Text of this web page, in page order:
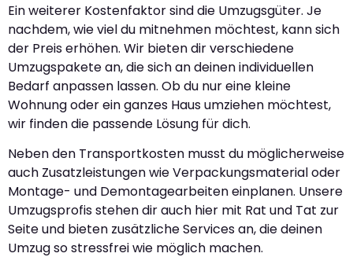
Ein weiterer Kostenfaktor sind die Umzugsgüter. Je
nachdem, wie viel du mitnehmen möchtest, kann sich
der Preis erhöhen. Wir bieten dir verschiedene
Umzugspakete an, die sich an deinen individuellen
Bedarf anpassen lassen. Ob du nur eine kleine
Wohnung oder ein ganzes Haus umziehen möchtest,
wir finden die passende Lösung für dich.
Neben den Transportkosten musst du möglicherweise
auch Zusatzleistungen wie Verpackungsmaterial oder
Montage- und Demontagearbeiten einplanen. Unsere
Umzugsprofis stehen dir auch hier mit Rat und Tat zur
Seite und bieten zusätzliche Services an, die deinen
Umzug so stressfrei wie möglich machen.